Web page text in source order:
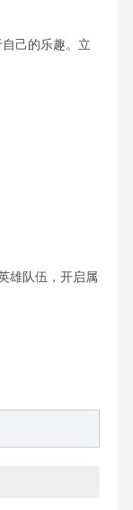
己的乐趣。立
雄队伍，开启属